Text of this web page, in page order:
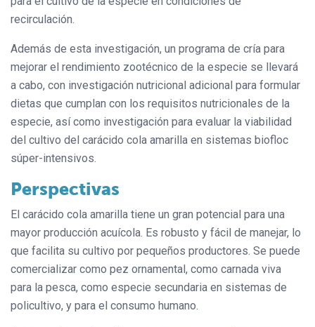
recirculación.
Además de esta investigación, un programa de cría para
mejorar el rendimiento zootécnico de la especie se llevará
a cabo, con investigación nutricional adicional para formular
dietas que cumplan con los requisitos nutricionales de la
especie, así como investigación para evaluar la viabilidad
del cultivo del carácido cola amarilla en sistemas biofloc
súper-intensivos.
Perspectivas
El carácido cola amarilla tiene un gran potencial para una
mayor producción acuícola. Es robusto y fácil de manejar, lo
que facilita su cultivo por pequeños productores. Se puede
comercializar como pez ornamental, como carnada viva
para la pesca, como especie secundaria en sistemas de
policultivo, y para el consumo humano.